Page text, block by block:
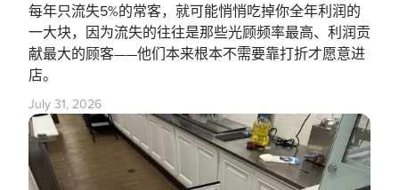
每年只流失5%的常客，就可能悄悄吃掉你全年利润的
一大块，因为流失的往往是那些光顾频率最高、利润贡
献最大的顾客——他们本来根本不需要靠打折才愿意进
店。
July 31, 2026